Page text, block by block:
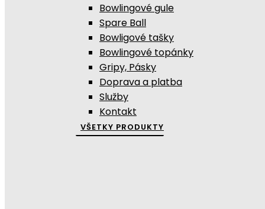
Bowlingové gule
Spare Ball
Bowligové tašky
Bowlingové topánky
Gripy, Pásky
Doprava a platba
Služby
Kontakt
VŠETKY PRODUKTY